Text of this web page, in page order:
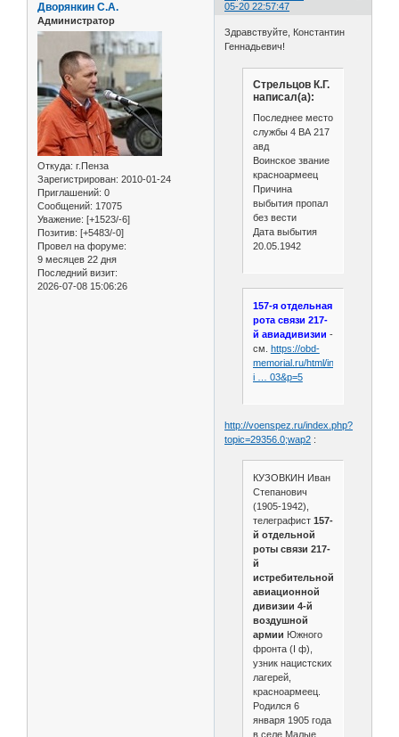
05-20 22:57:47
Дворянкин С.А.
Администратор
Откуда: г.Пенза
Зарегистрирован: 2010-01-24
Приглашений: 0
Сообщений: 17075
Уважение: [+1523/-6]
Позитив: [+5483/-0]
Провел на форуме:
9 месяцев 22 дня
Последний визит:
2026-07-08 15:06:26
Здравствуйте, Константин
Геннадьевич!
Стрельцов К.Г.
написал(а):
Последнее место
службы 4 ВА 217
авд
Воинское звание
красноармеец
Причина
выбытия пропал
без вести
Дата выбытия
20.05.1942
157-я отдельная
рота связи 217-
й авиадивизии -
см. https://obd-
memorial.ru/html/info.htm?
i … 03&p=5
http://voenspez.ru/index.php?
topic=29356.0;wap2 :
КУЗОВКИН Иван
Степанович
(1905-1942),
телеграфист 157-
й отдельной
роты связи 217-
й
истребительной
авиационной
дивизии 4-й
воздушной
армии Южного
фронта (I ф),
узник нацистских
лагерей,
красноармеец.
Родился 6
января 1905 года
в селе Малые